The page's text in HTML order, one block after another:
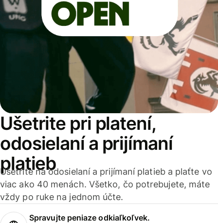
Ušetrite pri platení,
odosielaní a prijímaní
platieb
Ušetrite na odosielaní a prijímaní platieb a plaťte vo
viac ako 40 menách. Všetko, čo potrebujete, máte
vždy po ruke na jednom účte.
Spravujte peniaze odkiaľkoľvek.